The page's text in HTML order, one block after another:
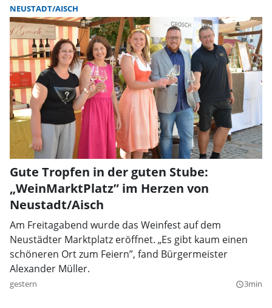
NEUSTADT/AISCH
Gute Tropfen in der guten Stube:
„WeinMarktPlatz” im Herzen von
Neustadt/Aisch
Am Freitagabend wurde das Weinfest auf dem
Neustädter Marktplatz eröffnet. „Es gibt kaum einen
schöneren Ort zum Feiern”, fand Bürgermeister
Alexander Müller.
gestern query_builder3min